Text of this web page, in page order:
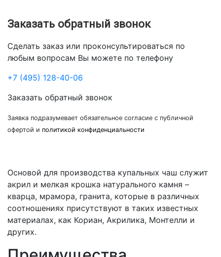
Заказать обратный звонок
Сделать заказ или проконсультироваться по
любым вопросам Вы можете по телефону
+7 (495) 128-40-06
Заказать обратный звонок
Заявка подразумевает обязательное согласие с публичной
офертой и политикой конфиденциальности
Основой для производства купальных чаш служит
акрил и мелкая крошка натурального камня –
кварца, мрамора, гранита, которые в различных
соотношениях присутствуют в таких известных
материалах, как Кориан, Акрилика, Монтелли и
других.